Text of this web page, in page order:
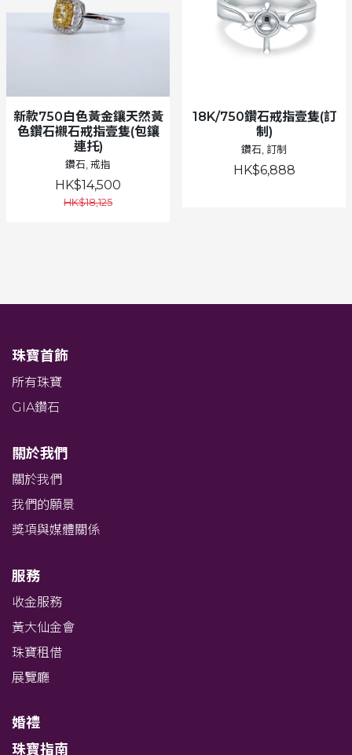
新款750白色黃金鑲天然黃
色鑽石襯石戒指壹隻(包鑲
連托)
鑽石, 戒指
HK$14,500
HK$18,125
18K/750鑽石戒指壹隻(訂
制)
鑽石, 訂制
HK$6,888
珠寶首飾
所有珠寶
GIA鑽石
關於我們
關於我們
我們的願景
獎項與媒體關係
服務
收金服務
黃大仙金會
珠寶租借
展覽廳
婚禮
珠寶指南